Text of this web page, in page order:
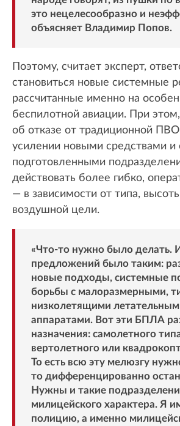
это нецелесообразно и
объясняет Владимир Попов.
Поэтому, считает эксперт,
становиться новые системные
рассчитанные именно на
беспилотной авиации. При
об отказе от традиционной
усилении новыми средствами и
подготовленными
действовать более гибко,
— в зависимости от типа,
воздушной цели.
«Что-то нужно было делать.
предложений было таким:
новые подходы, системные
борьбы с малоразмерными,
низколетящими
аппаратами. Вот эти БПЛА
назначения: самолетного
вертолетного или
То есть всю эту мелюзгу
то дифференцированно
Нужны и такие
милицейского характера. Я
полицию, а именно